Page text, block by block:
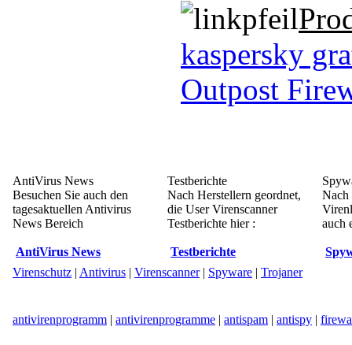
kaspersky
Outpost
AntiVirus News
Besuchen Sie auch den
tagesaktuellen Antivirus
News Bereich
AntiVirus News
Testberichte
Nach Herstellern geordnet,
die User Virenscanner
Testberichte hier :
Testberichte
Nach
auch
Virenschutz | Antivirus | Virenscanner| Spyware | Trojaner
antivirenprogramm | antivirenprogramme | antispam | antispy |